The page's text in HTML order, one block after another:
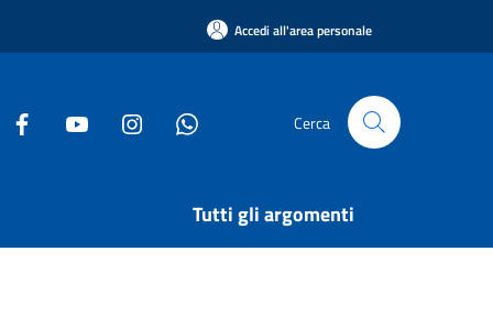
Accedi all'area personale
Cerca
Tutti gli argomenti